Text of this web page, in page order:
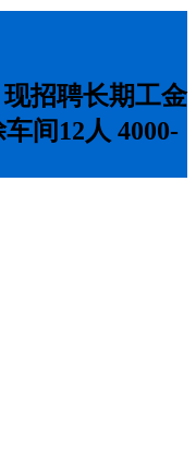
招聘长期工金
间12人 4000-